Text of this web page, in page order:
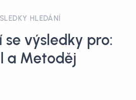
HLEDÁNÍ
výsledky pro:
a Metoděj